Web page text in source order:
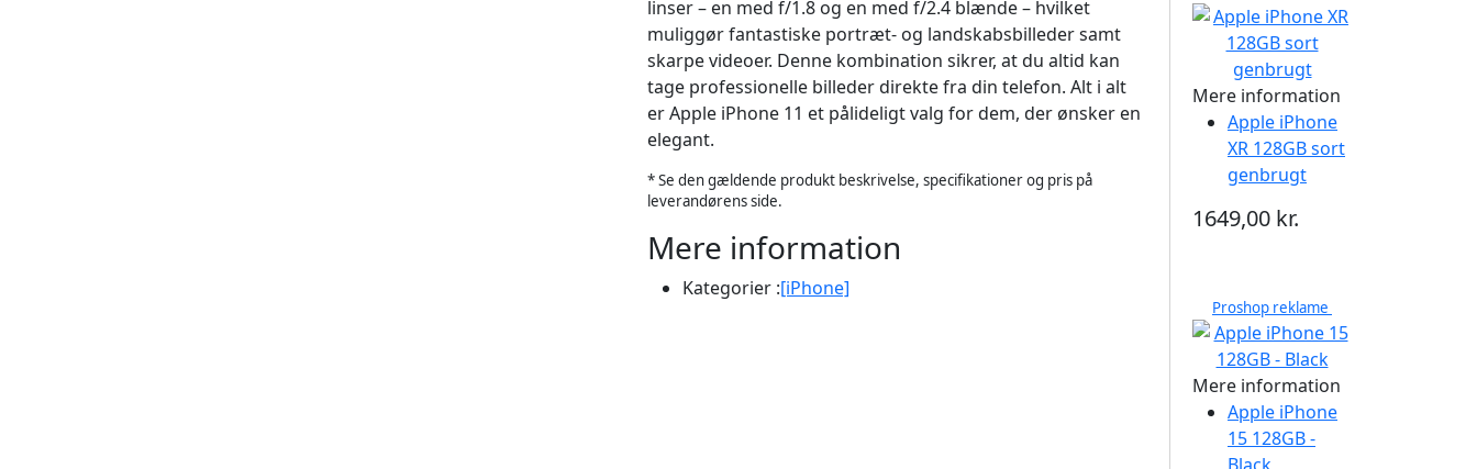
linser – en med f/1.8 og en med f/2.4 blænde – hvilket
muliggør fantastiske portræt- og landskabsbilleder samt
skarpe videoer. Denne kombination sikrer, at du altid kan
tage professionelle billeder direkte fra din telefon. Alt i alt
er Apple iPhone 11 et pålideligt valg for dem, der ønsker en
elegant.
* Se den gældende produkt beskrivelse, specifikationer og pris på
leverandørens side.
Mere information
Kategorier :[iPhone]
Mere information
Apple iPhone
XR 128GB sort
genbrugt
1649,00 kr.
Proshop reklame
Mere information
Apple iPhone
15 128GB -